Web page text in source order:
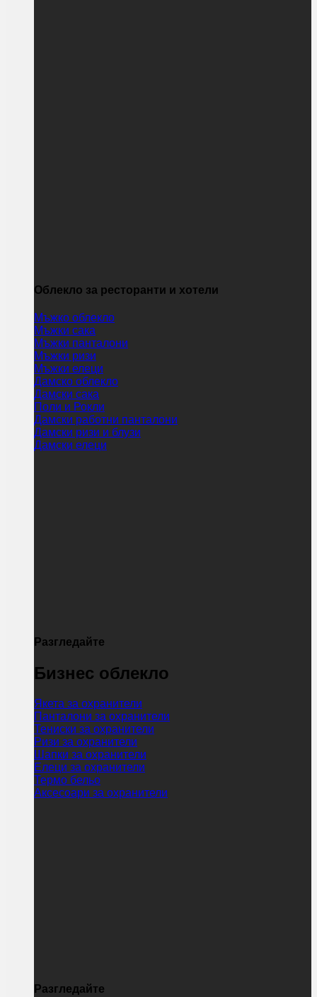
Облекло за ресторанти и хотели
Мъжко облекло
Мъжки сака
Мъжки панталони
Мъжки ризи
Мъжки елеци
Дамско облекло
Дамски сака
Поли и Рокли
Дамски работни панталони
Дамски ризи и блузи
Дамски елеци
Разгледайте
Бизнес облекло
Якета за охранители
Панталони за охранители
Тениски за охранители
Ризи за охранители
Шапки за охранители
Елеци за охранители
Термо бельо
Аксесоари за охранители
Разгледайте